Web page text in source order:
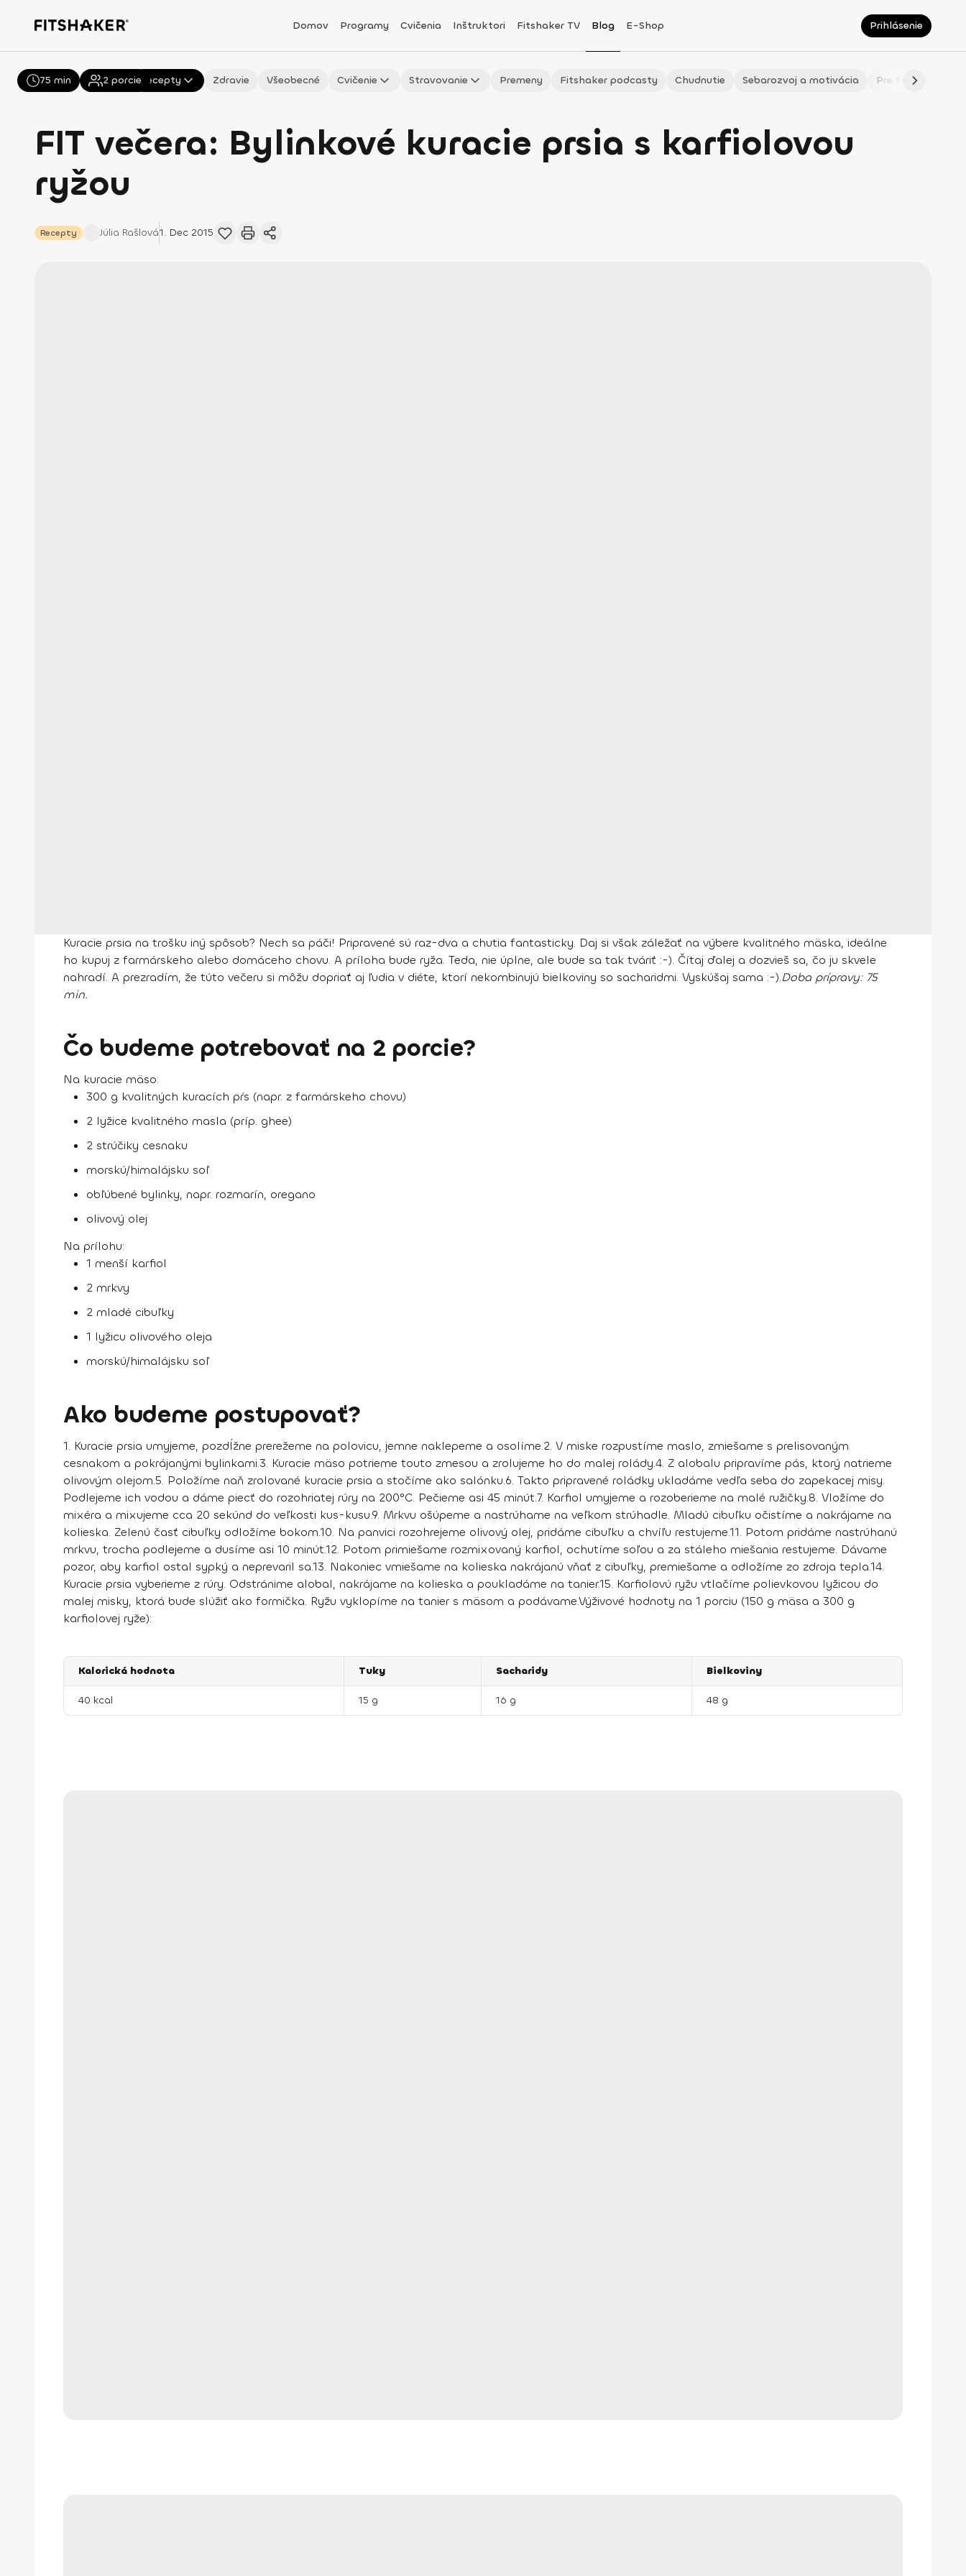
Domov Programy Cvičenia Inštruktori Fitshaker TV Blog E-Shop Prihlásenie
Všetky Recepty Zdravie Všeobecné Cvičenie Stravovanie Premeny Fitshaker podcasty Chudnutie Sebarozvoj a motivácia Pre fitmaminky
FIT večera: Bylinkové kuracie prsia s karfiolovou
ryžou
Recepty Júlia Rašlová1. Dec 2015
75 min 2 porcie
Kuracie prsia na trošku iný spôsob? Nech sa páči! Pripravené sú raz-dva a chutia fantasticky. Daj si však záležať na výbere kvalitného mäska, ideálne
ho kupuj z farmárskeho alebo domáceho chovu. A príloha bude ryža. Teda, nie úplne, ale bude sa tak tváriť :-). Čítaj ďalej a dozvieš sa, čo ju skvele
nahradí. A prezradím, že túto večeru si môžu dopriať aj ľudia v diéte, ktorí nekombinujú bielkoviny so sacharidmi. Vyskúšaj sama :-).Doba prípravy:75
min.
Čo budeme potrebovať na 2 porcie?
Na kuracie mäso:
300 g kvalitných kuracích pŕs (napr. z farmárskeho chovu)
2 lyžice kvalitného masla (príp. ghee)
2 strúčiky cesnaku
morskú/himalájsku soľ
obľúbené bylinky, napr. rozmarín, oregano
olivový olej
Na prílohu:
1 menší karfiol
2 mrkvy
2 mladé cibuľky
1 lyžicu olivového oleja
morskú/himalájsku soľ
Ako budeme postupovať?
1. Kuracie prsia umyjeme, pozdĺžne prerežeme na polovicu, jemne naklepeme a osolíme.2. V miske rozpustíme maslo, zmiešame s prelisovaným
cesnakom a pokrájanými bylinkami.3. Kuracie mäso potrieme touto zmesou a zrolujeme ho do malej rolády.4. Z alobalu pripravíme pás, ktorý natrieme
olivovým olejom.5. Položíme naň zrolované kuracie prsia a stočíme ako salónku.6. Takto pripravené roládky ukladáme vedľa seba do zapekacej misy.
Podlejeme ich vodou a dáme piecť do rozohriatej rúry na 200°C. Pečieme asi 45 minút.7. Karfiol umyjeme a rozoberieme na malé ružičky.8. Vložíme do
mixéra a mixujeme cca 20 sekúnd do veľkosti kus-kusu.9. Mrkvu ošúpeme a nastrúhame na veľkom strúhadle. Mladú cibuľku očistíme a nakrájame na
kolieska. Zelenú časť cibuľky odložíme bokom.10. Na panvici rozohrejeme olivový olej, pridáme cibuľku a chvíľu restujeme.11. Potom pridáme nastrúhanú
mrkvu, trocha podlejeme a dusíme asi 10 minút.12. Potom primiešame rozmixovaný karfiol, ochutíme soľou a za stáleho miešania restujeme. Dávame
pozor, aby karfiol ostal sypký a neprevaril sa.13. Nakoniec vmiešame na kolieska nakrájanú vňať z cibuľky, premiešame a odložíme zo zdroja tepla.14.
Kuracie prsia vyberieme z rúry. Odstránime alobal, nakrájame na kolieska a poukladáme na tanier.15. Karfiolovú ryžu vtlačíme polievkovou lyžicou do
malej misky, ktorá bude slúžiť ako formička. Ryžu vyklopíme na tanier s mäsom a podávame.Výživové hodnoty na 1 porciu (150 g mäsa a 300 g
karfiolovej ryže):
Kalorická hodnota Tuky Sacharidy Bielkoviny
40 kcal 15 g 16 g 48 g